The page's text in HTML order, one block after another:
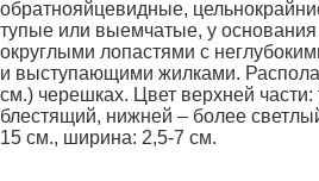
обратнояйцевидные,
тупые или выемчатые, у
округлыми лопастями с
и выступающими жилками.
см.) черешках. Цвет верхней
блестящий, нижней – более
15 см., ширина: 2,5-7 см.